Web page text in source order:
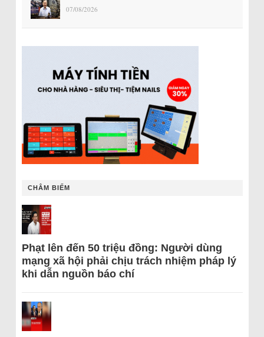
07/08/2026
CHÂM BIẾM
Phạt lên đến 50 triệu đồng: Người dùng
mạng xã hội phải chịu trách nhiệm pháp lý
khi dẫn nguồn báo chí